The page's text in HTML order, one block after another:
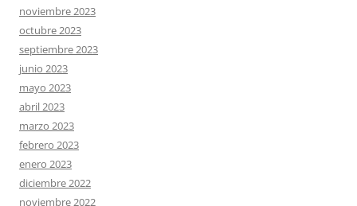
noviembre 2023
octubre 2023
septiembre 2023
junio 2023
mayo 2023
abril 2023
marzo 2023
febrero 2023
enero 2023
diciembre 2022
noviembre 2022